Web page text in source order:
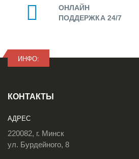
ОНЛАЙН
ПОДДЕРЖКА 24/7
ИНФО:
КОНТАКТЫ
АДРЕС
220082, г. Минск
ул. Бурдейного, 8